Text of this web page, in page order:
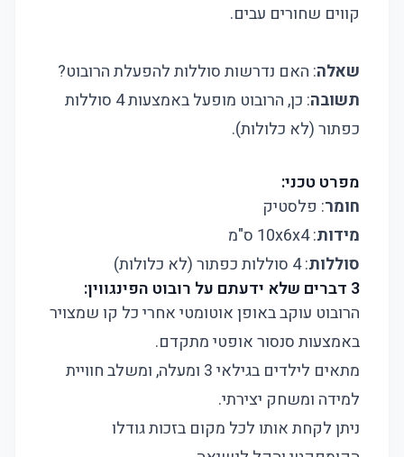
קווים שחורים עבים.
שאלה: האם נדרשות סוללות להפעלת הרובוט?
תשובה
: כן, הרובוט מופעל באמצעות 4 סוללות
כפתור (לא כלולות).
מפרט טכני:
חומר: פלסטיק
מידות: 10x6x4 ס"מ
סוללות: 4 סוללות כפתור (לא כלולות)
3 דברים שלא ידעתם על רובוט הפינגווין:
הרובוט עוקב באופן אוטומטי אחרי כל קו שמצויר
באמצעות סנסור אופטי מתקדם.
מתאים לילדים בגילאי 3 ומעלה, ומשלב חוויית
למידה ומשחק יצירתי.
ניתן לקחת אותו לכל מקום בזכות גודלו